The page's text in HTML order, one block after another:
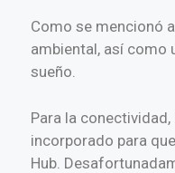
Como se mencionó
ambiental, así como
sueño.
Para la
incorporado para
Hub.